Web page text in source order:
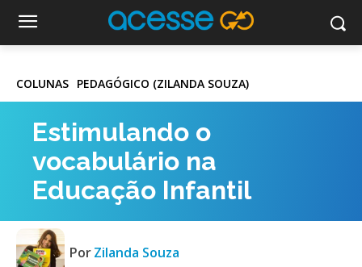
COLUNAS PEDAGÓGICO (ZILANDA SOUZA)
Estimulando o
vocabulário na
Educação Infantil
PorZilanda Souza